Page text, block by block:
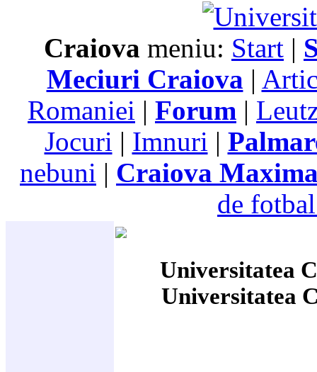
Craiova meniu: Start |
Meciuri Craiova |
Romaniei | Forum |
Jocuri | Imnuri |
nebuni | Craiova
de
Universitatea
Universitatea